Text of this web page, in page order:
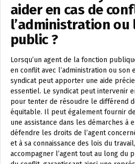
aider en cas de
l’administration ou
public ?
Lorsqu’un agent de la fonction
en conflit avec l’administration ou
syndicat peut apporter une aide
essentiel. Le syndicat peut intervenir
pour tenter de résoudre le différend
équitable. Il peut également fournir
une assistance dans les démarches à
défendre les droits de l’agent
et à sa connaissance des lois du
accompagner l’agent tout au long du